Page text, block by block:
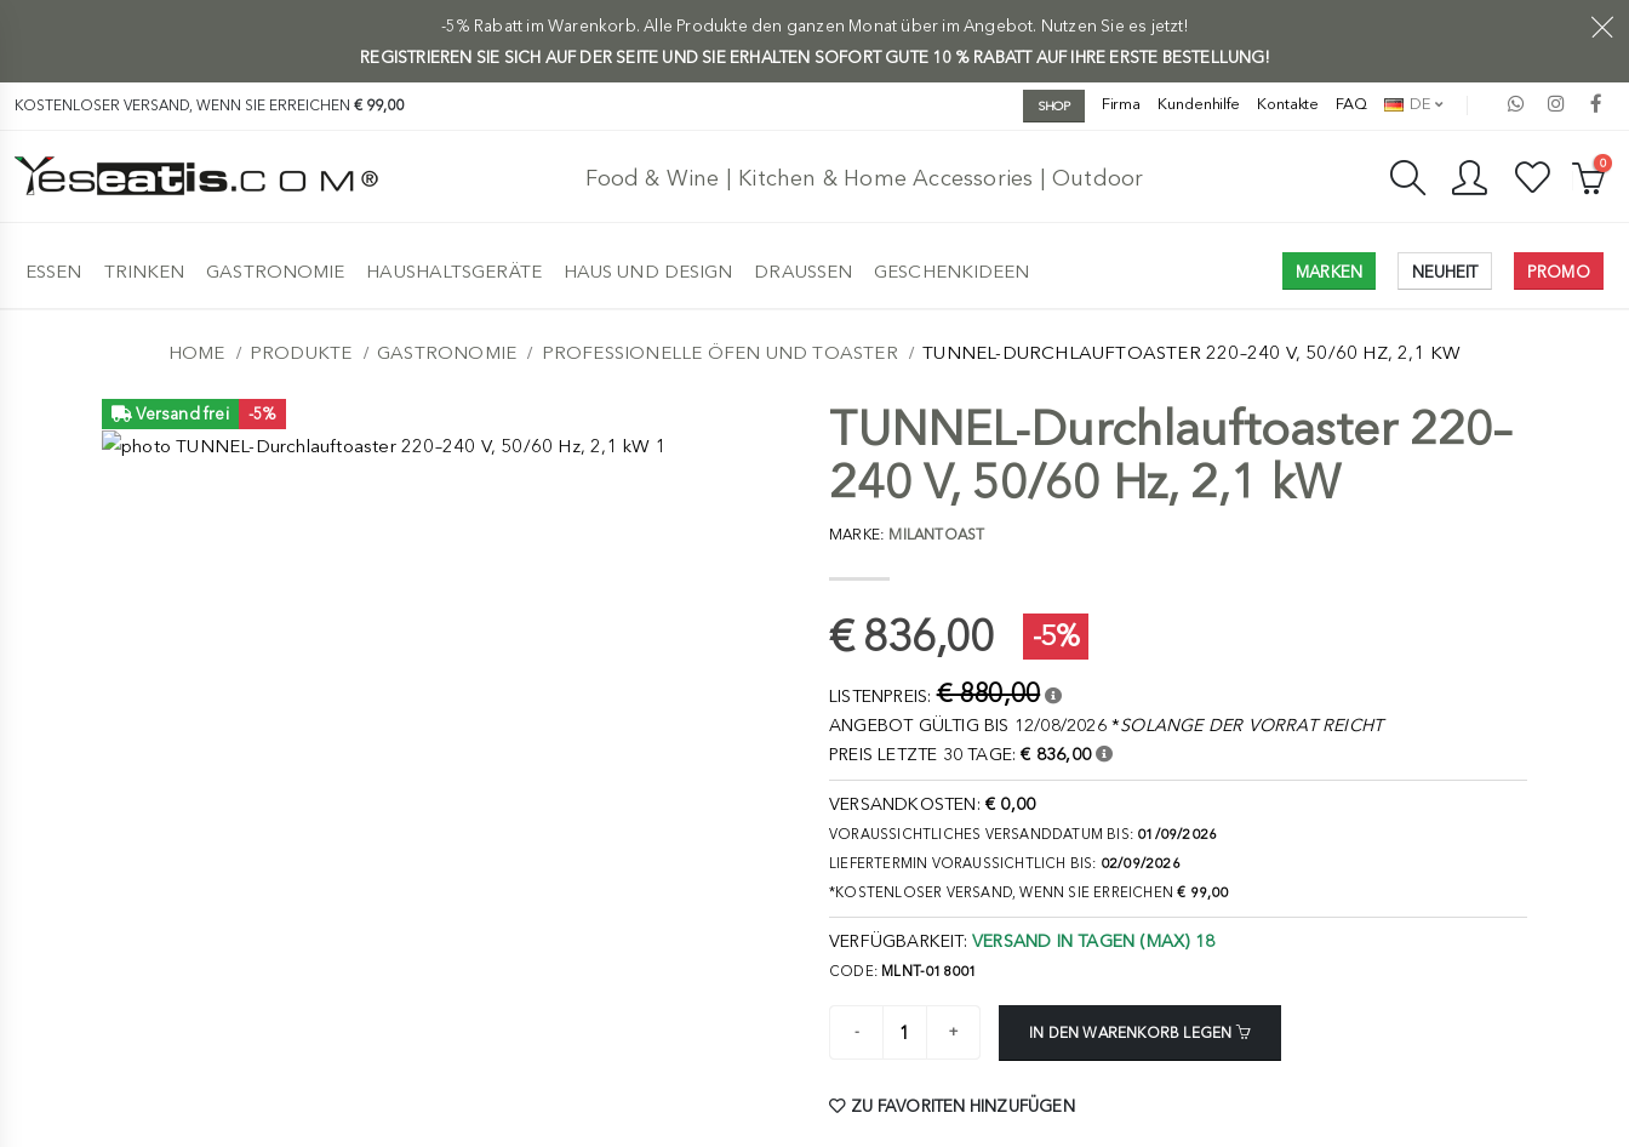
-5% Rabatt im Warenkorb. Alle Produkte den ganzen Monat über im Angebot. Nutzen Sie es jetzt!
REGISTRIEREN SIE SICH AUF DER SEITE UND SIE ERHALTEN SOFORT GUTE 10 % RABATT AUF IHRE ERSTE BESTELLUNG!
KOSTENLOSER VERSAND, WENN SIE ERREICHEN € 99,00 SHOP Firma Kundenhilfe Kontakte FAQ DE
Food & Wine | Kitchen & Home Accessories | Outdoor
0
ESSEN TRINKEN GASTRONOMIE HAUSHALTSGERÄTE HAUS UND DESIGN DRAUSSEN GESCHENKIDEEN MARKEN NEUHEIT PROMO
HOME PRODUKTE GASTRONOMIE PROFESSIONELLE ÖFEN UND TOASTER TUNNEL-DURCHLAUFTOASTER 220–240 V, 50/60 HZ, 2,1 KW
Versand frei -5%
TUNNEL-Durchlauftoaster 220–
240 V, 50/60 Hz, 2,1 kW
MARKE: MILANTOAST
€ 836,00 -5%
LISTENPREIS:€ 880,00
ANGEBOT GÜLTIG BIS 12/08/2026 *SOLANGE DER VORRAT REICHT
PREIS LETZTE 30 TAGE:€ 836,00
VERSANDKOSTEN: € 0,00
VORAUSSICHTLICHES VERSANDDATUM BIS: 01/09/2026
LIEFERTERMIN VORAUSSICHTLICH BIS: 02/09/2026
*KOSTENLOSER VERSAND, WENN SIE ERREICHEN€ 99,00
VERFÜGBARKEIT: VERSAND IN TAGEN (MAX) 18
CODE: MLNT-018001
IN DEN WARENKORB LEGEN
ZU FAVORITEN HINZUFÜGEN